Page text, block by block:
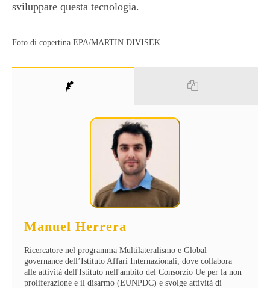
sviluppare questa tecnologia.
Foto di copertina EPA/MARTIN DIVISEK
Manuel Herrera
Ricercatore nel programma Multilateralismo e Global
governance dell’Istituto Affari Internazionali, dove collabora
alle attività dell'Istituto nell'ambito del Consorzio Ue per la non
proliferazione e il disarmo (EUNPDC) e svolge attività di